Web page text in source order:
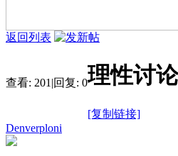
返回列表
查看: 201 |回复: 0理性讨
[复制链接]
Denverploni